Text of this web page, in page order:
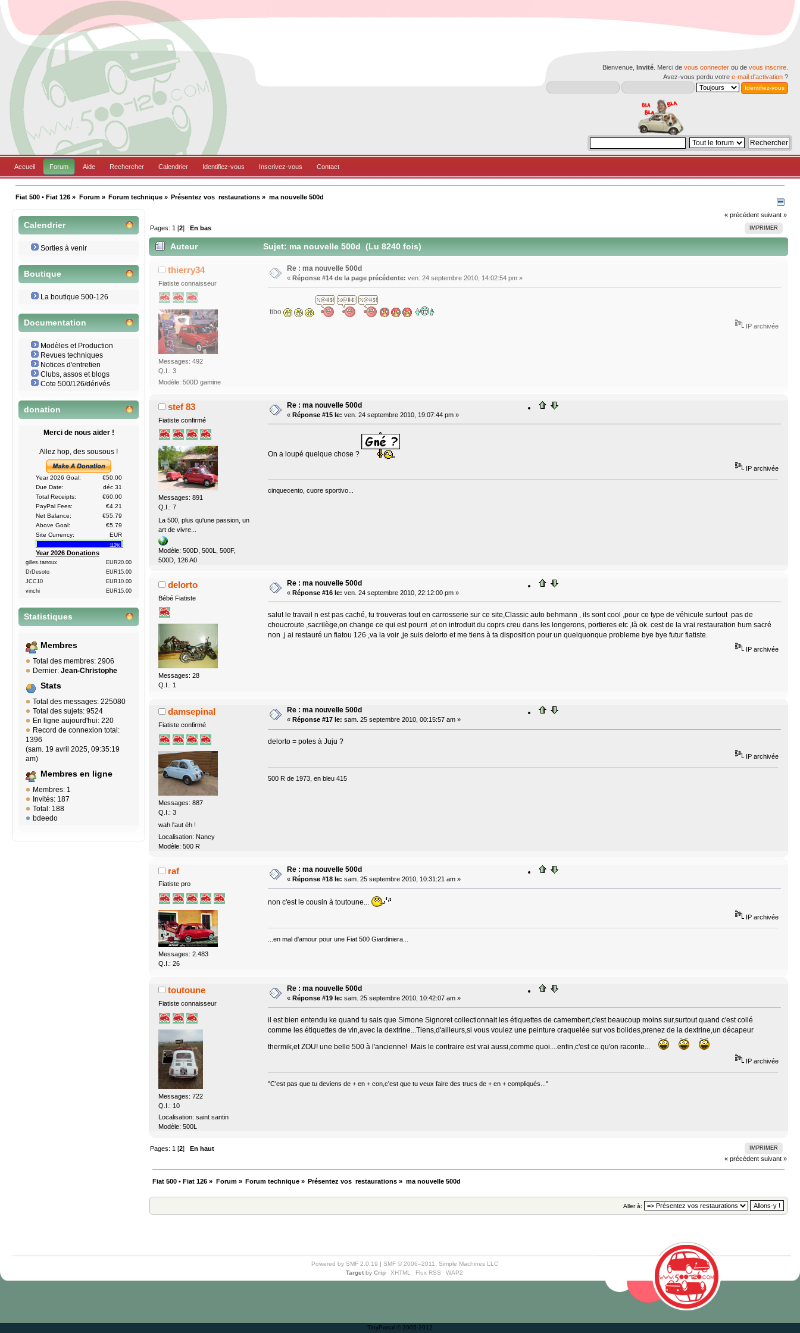
Bienvenue, Invité . Merci de vous connecter ou de vous inscrire
Avez-vous perdu votre e-mail d'activation ?
Accueil Forum Aide Rechercher Calendrier Identifiez-vous Inscrivez-vous Contact
Fiat 500 • Fiat 126 » Forum» Forum technique» Présentez vos  restaurations » ma nouvelle 500d
Calendrier
Sorties à venir
Boutique
La boutique 500-126
Documentation
Modèles et Production
Revues techniques
Notices d'entretien
Clubs, assos et blogs
Cote 500/126/dérivés
donation
Merci de nous aider !
Allez hop, des sousous !
Year 2026 Goal:
€50.00
Due Date:
déc 31
Total Receipts:
€60.00
PayPal Fees:
€4.21
Net Balance:
€55.79
Above Goal:
€5.79
Site Currency:
EUR
112%
Year 2026 Donations
gilles.tarroux
EUR20.00
DrDesoto
EUR15.00
JCC10
EUR10.00
vinchi
EUR15.00
Statistiques
Membres
Total des membres: 2906
Dernier: Jean-Christophe
Stats
Total des messages: 225080
Total des sujets: 9524
En ligne aujourd'hui: 220
Record de connexion total:
1396
(sam. 19 avril 2025, 09:35:19
am)
Membres en ligne
Membres: 1
Invités: 187
Total: 188
bdeedo
« précédent suivant »
IMPRIMER
Pages: 1 [2] En bas
Auteur Sujet: ma nouvelle 500d (Lu 8240 fois)
thierry34
Fiatiste connaisseur
Messages: 492
Q.I.: 3
Modèle: 500D gamine
Re : ma nouvelle 500d
« Réponse #14 de la page précédente: ven. 24 septembre 2010, 14:02:54 pm »
tibo
IP archivée
stef 83
Fiatiste confirmé
Messages: 891
Q.I.: 7
La 500, plus qu'une passion, un
art de vivre...
Modèle: 500D, 500L, 500F,
500D, 126 A0
Re : ma nouvelle 500d
« Réponse #15 le: ven. 24 septembre 2010, 19:07:44 pm »
On a loupé quelque chose ?
IP archivée
cinquecento, cuore sportivo...
delorto
Bébé Fiatiste
Messages: 28
Q.I.: 1
Re : ma nouvelle 500d
« Réponse #16 le: ven. 24 septembre 2010, 22:12:00 pm »
salut le travail n est pas caché, tu trouveras tout en carrosserie sur ce site,Classic auto behmann , ils sont cool ,pour ce type de véhicule surtout pas de
choucroute ,sacrilège,on change ce qui est pourri ,et on introduit du coprs creu dans les longerons, portieres etc ,là ok. cest de la vrai restauration hum sacré
non ,j ai restauré un fiatou 126 ,va la voir ,je suis delorto et me tiens à ta disposition pour un quelquonque probleme bye bye futur fiatiste.
IP archivée
damsepinal
Fiatiste confirmé
Messages: 887
Q.I.: 3
wah l'aut éh !
Localisation: Nancy
Modèle: 500 R
Re : ma nouvelle 500d
« Réponse #17 le: sam. 25 septembre 2010, 00:15:57 am »
delorto = potes à Juju ?
IP archivée
500 R de 1973, en bleu 415
raf
Fiatiste pro
Messages: 2.483
Q.I.: 26
Re : ma nouvelle 500d
« Réponse #18 le: sam. 25 septembre 2010, 10:31:21 am »
non c'est le cousin à toutoune...
IP archivée
...en mal d'amour pour une Fiat 500 Giardiniera...
toutoune
Fiatiste connaisseur
Messages: 722
Q.I.: 10
Localisation: saint santin
Modèle: 500L
Re : ma nouvelle 500d
« Réponse #19 le: sam. 25 septembre 2010, 10:42:07 am »
il est bien entendu ke quand tu sais que Simone Signoret collectionnait les étiquettes de camembert,c'est beaucoup moins sur,surtout quand c'est collé
comme les étiquettes de vin,avec la dextrine...Tiens,d'ailleurs,si vous voulez une peinture craquelée sur vos bolides,prenez de la dextrine,un décapeur
thermik,et ZOU! une belle 500 à l'ancienne! Mais le contraire est vrai aussi,comme quoi....enfin,c'est ce qu'on raconte...
IP archivée
"C'est pas que tu deviens de + en + con,c'est que tu veux faire des trucs de + en + compliqués..."
IMPRIMER
Pages: 1 [2]En haut
« précédent suivant »
Fiat 500 • Fiat 126 » Forum» Forum technique» Présentez vos  restaurations » ma nouvelle 500d
Aller à:
Powered by SMF 2.0.19 | SMF © 2006–2011, Simple Machines LLC
Target by Crip XHTML Flux RSS WAP2
TinyPortal © 2005-2012